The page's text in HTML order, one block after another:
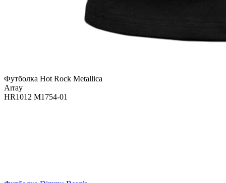
Футболка Hot Rock Metallica
Array
HR1012 M1754-01